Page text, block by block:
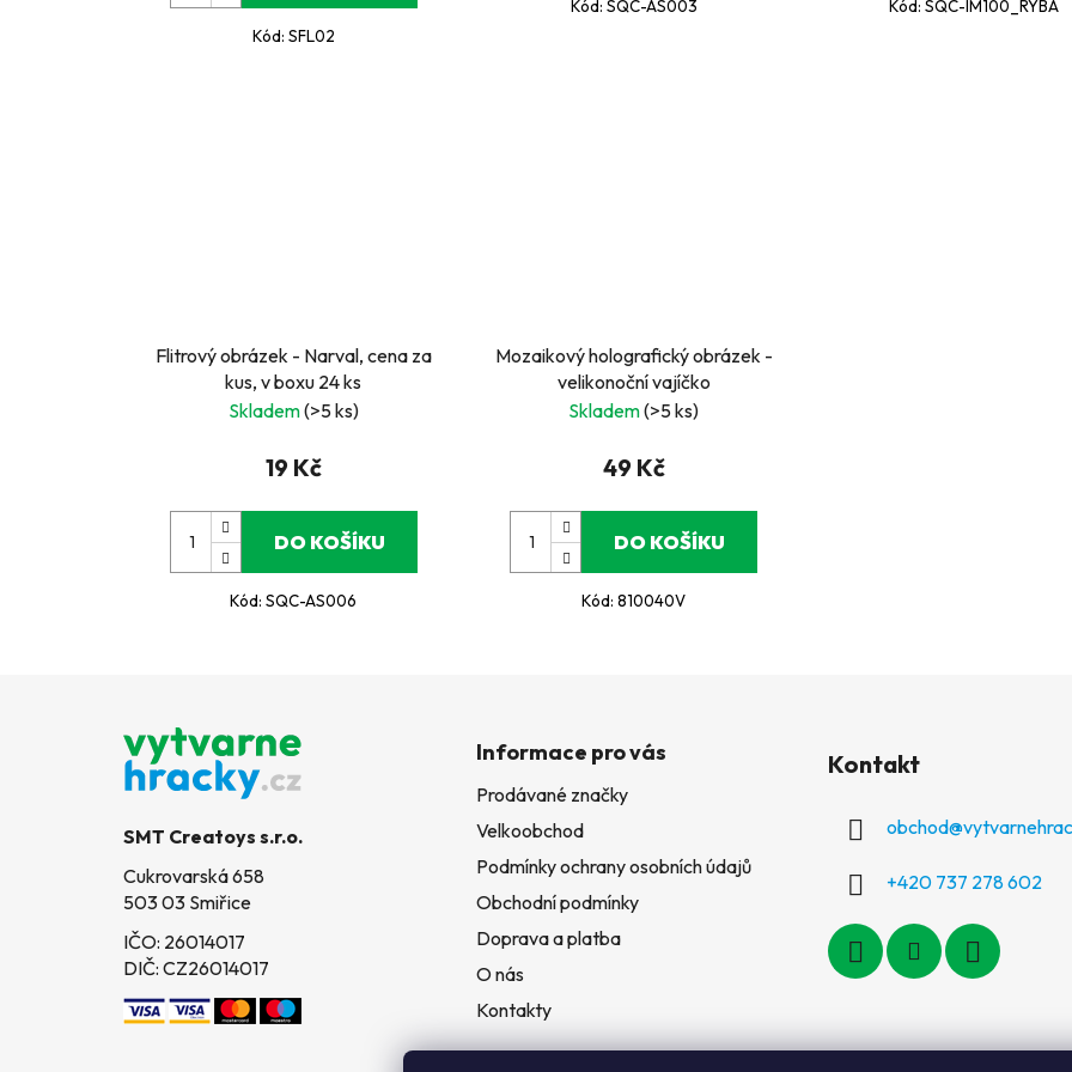
Kód: SFL02
Kód: SQC-AS003 Kód:SQC-IM100_RYBA
Flitrový obrázek - Narval, cena za
kus, v boxu 24 ks
Skladem(>5 ks)
19 Kč
DO KOŠÍKU
Kód:SQC-AS006
Mozaikový holografický obrázek -
velikonoční vajíčko
Skladem(>5 ks)
49 Kč
DO KOŠÍKU
Kód:810040V
SMT Creatoys s.r.o.
Cukrovarská 658
503 03 Smiřice
IČO: 26014017
DIČ: CZ26014017
Informace pro vás
Prodávané značky
Velkoobchod
Podmínky ochrany osobních údajů
Obchodní podmínky
Doprava a platba
O nás
Kontakty
Kontakt
obchod@
+420 737 278 602